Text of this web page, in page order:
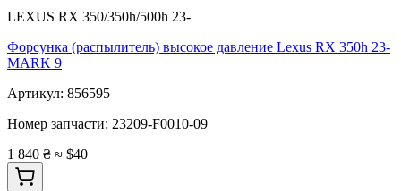
LEXUS RX 350/350h/500h 23-
Форсунка (распылитель) высокое давление Lexus RX 350h 23-
MARK 9
Артикул: 856595
Номер запчасти: 23209-F0010-09
1 840 ₴ ≈ $40